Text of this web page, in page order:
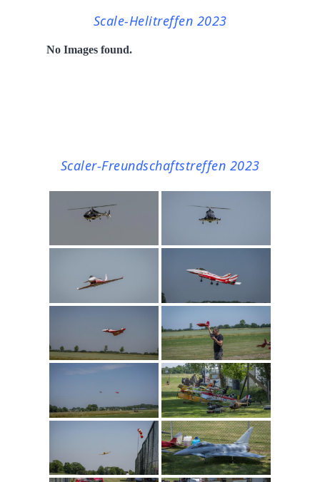
Scale-Helitreffen 2023
No Images found.
Scaler-Freundschaftstreffen 2023